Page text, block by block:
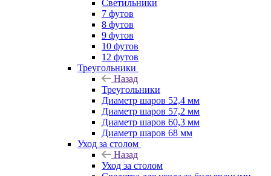
Светильники
7 футов
8 футов
9 футов
10 футов
12 футов
Треугольники
Назад
Треугольники
Диаметр шаров 52,4 мм
Диаметр шаров 57,2 мм
Диаметр шаров 60,3 мм
Диаметр шаров 68 мм
Уход за столом
Назад
Уход за столом